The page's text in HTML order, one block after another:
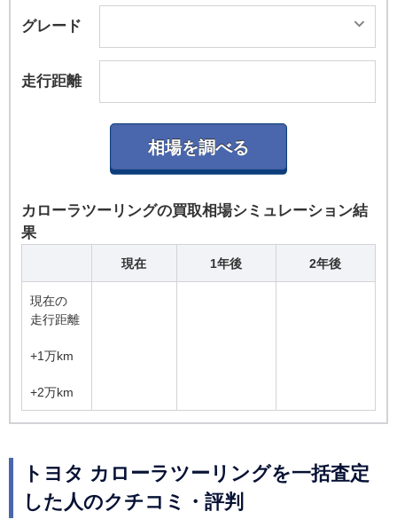
備。駐車場などにおける低速時に壁や車両を検知
し、衝突被害の軽減に寄与する「インテリジェン
トクリアランスソナー」と「パーキングサポート
ブレーキ（静止物）」をグレードに応じて設定す
両価格は、車両登録が2019年10月以降となる場合
があるため、消費税10％に基づく価格（消費税1
グレード
走行距離
カローラツーリングの買取相場シミュレーション結
果
現在 1年後 2年後
現在の
走行距離
+1万km
+2万km
トヨタ カローラツーリングを一括査定
した人のクチコミ・評判